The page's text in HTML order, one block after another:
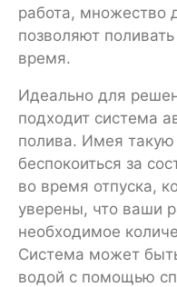
работа, множество
позволяют
время.
Идеально для
подходит система
полива. Имея такую
беспокоиться за
во время отпуска,
уверены, что ваши
необходимое
Система может
водой с помощью